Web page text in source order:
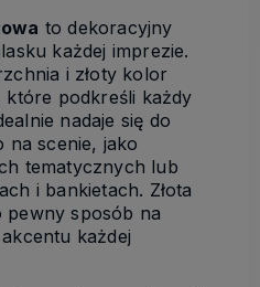
to dekoracyjny
każdej imprezie.
i złoty kolor
które podkreśli każdy
nadaje się do
na scenie, jako
tematycznych lub
i bankietach. Złota
sposób na
każdej